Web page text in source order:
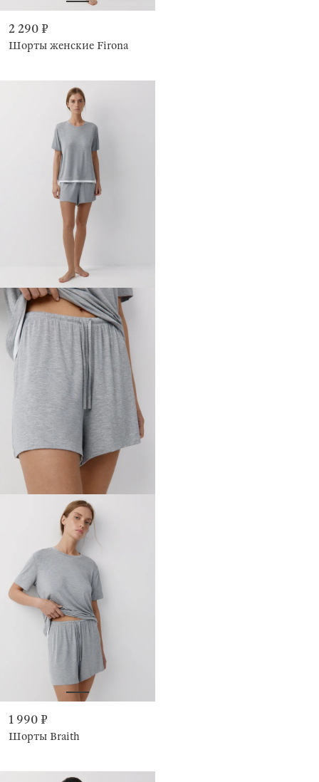
2 290 ₽
Шорты женские Firona
1 990 ₽
Шорты Braith